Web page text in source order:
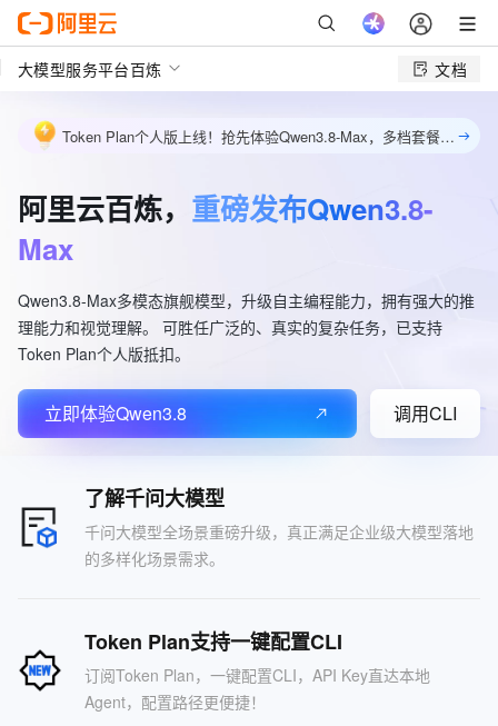
大模型服务平台百炼 文档
Token Plan个人版上线！抢先体验Qwen3.8-Max，多档套餐灵活选购，包月最低39元起。立即订阅
阿里云百炼， 重磅发布Qwen3.8-
Max
Qwen3.8-Max多模态旗舰模型，升级自主编程能力，拥有强大的推
理能力和视觉理解。 可胜任广泛的、真实的复杂任务，已支持
Token Plan个人版抵扣。
立即体验Qwen3.8 调用CLI
了解千问大模型
千问大模型全场景重磅升级，真正满足企业级大模型落地
的多样化场景需求。
Token Plan支持一键配置CLI
订阅Token Plan，一键配置CLI，API Key直达本地
Agent，配置路径更便捷！